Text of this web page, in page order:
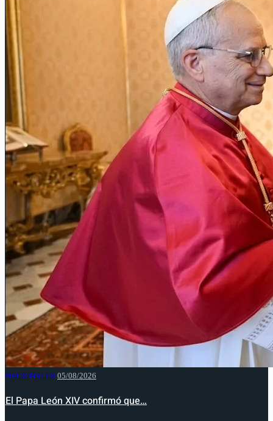
NACIONALES 05/08/2026
El Papa León XIV confirmó que…